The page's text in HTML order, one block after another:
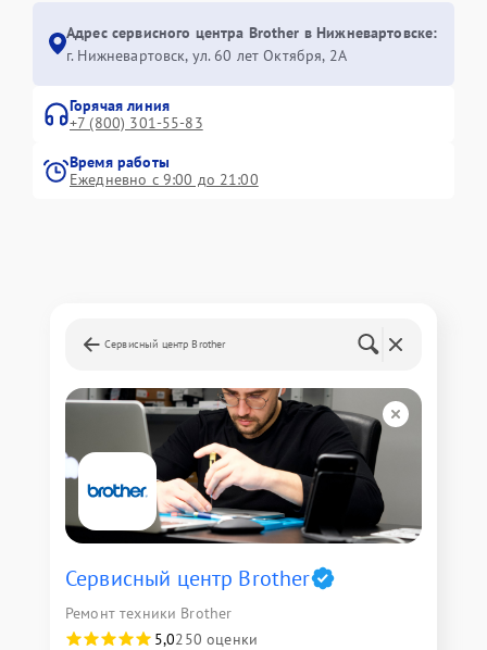
Адрес сервисного центра Brother в Нижневартовске:
г. Нижневартовск, ул. 60 лет Октября, 2А
Горячая линия
+7 (800) 301-55-83
Время работы
Ежедневно с 9:00 до 21:00
Сервисный центр Brother
Сервисный центр Brother
Ремонт техники Brother
5,0250 оценки